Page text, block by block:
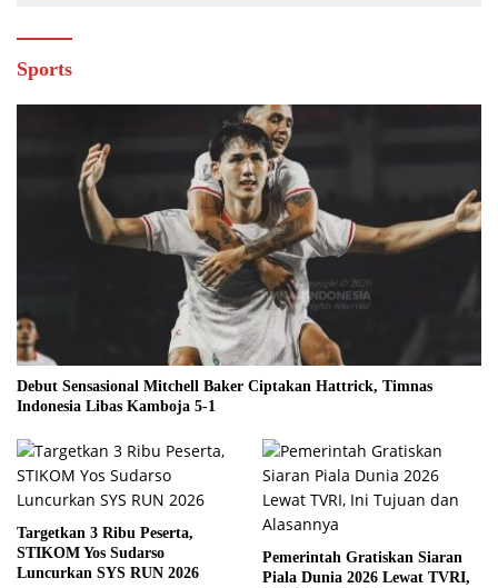
Sports
Debut Sensasional Mitchell Baker Ciptakan Hattrick, Timnas
Indonesia Libas Kamboja 5-1
Targetkan 3 Ribu Peserta,
STIKOM Yos Sudarso
Luncurkan SYS RUN 2026
Pemerintah Gratiskan Siaran
Piala Dunia 2026 Lewat TVRI,